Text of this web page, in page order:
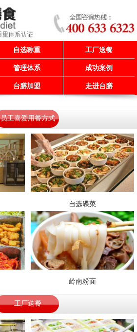
自选称重 工厂送餐
管理体系 成功案例
台膳加盟 走进台膳
员工喜爱用餐方式
自选碟菜
岭南粉面
工厂送餐